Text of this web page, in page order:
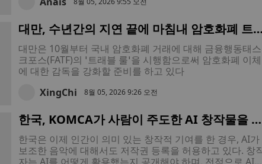
대만, 수년간의 지연 끝에 마침내 암호화폐 트
블 룰 시행
대만은 10월부터 국내 암호화폐 거래에 대해 금융행동태스
크포스(FATF)의 ‘트래블 룰’을 시행함으로써 암호화폐 이체
에 대한 감독을 강화할 준비를 하고 있다
XingChi
8월 05, 2026 9:26 오전
한국, KOMCA가 사람이 주도한 AI 창작물을
정함에 따라 AI 음악 저작권 금지 조치를 철회
한국은 이제 인간이 의미 있는 창작적 기여를 한 경우, AI가
보조한 음악에 대해서도 저작권 등록을 허용하고 있다. 창